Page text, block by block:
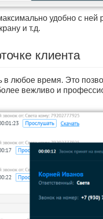
удобно с ней
и т.д.
клиента
любое время. Это
вежливо и